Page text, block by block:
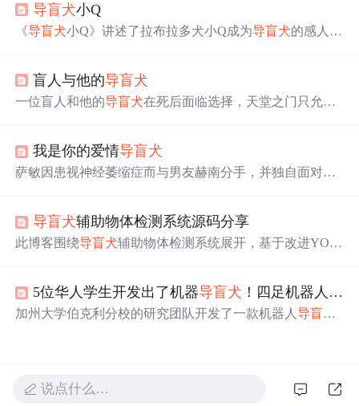
导盲犬小Q
《导盲犬小Q》讲述了拉布拉多犬小Q成为导盲犬的感人故
香港获得巨大成功。
盲人与他的导盲犬
一位盲人和他的导盲犬在死后面临选择，天堂之门只允许
我是你的爱情导盲犬
萨敏因患视神经萎缩症而与男友赫南分手，并独自面对失
新走到一起。
导盲犬辅助物体检测系统源码分享
此博客围绕导盲犬辅助物体检测系统展开，基于改进YOL
点代码加载调参等视频教程，讲解原始算法原理、核心源
码，还提及系统整体结构和获取完整资源的链接。
5位华人学生开发出了机器导盲犬 ！四足机器人技能又+1
加州大学伯克利分校的研究团队开发了一款机器人导盲犬
成本远低于训练动物
，有望成为未来导盲的理想选
择。
说点什么…